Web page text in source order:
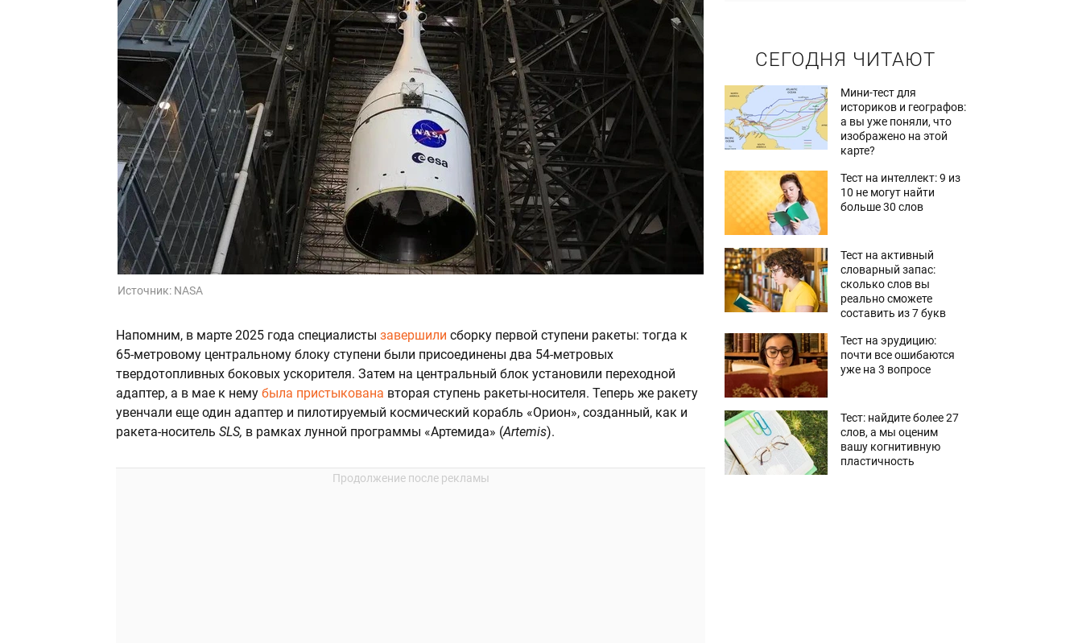
Источник: NASA
Напомним, в марте 2025 года специалисты завершили сборку первой ступени ракеты: тогда к
65-метровому центральному блоку ступени были присоединены два 54-метровых
твердотопливных боковых ускорителя. Затем на центральный блок установили переходной
адаптер, а в мае к нему была пристыкована вторая ступень ракеты-носителя. Теперь же ракету
увенчали еще один адаптер и пилотируемый космический корабль «Орион», созданный, как и
ракета-носитель SLS, в рамках лунной программы «Артемида» (Artemis).
СЕГОДНЯ ЧИТАЮТ
Мини-тест для
историков и географов:
а вы уже поняли, что
изображено на этой
карте?
Тест на интеллект: 9 из
10 не могут найти
больше 30 слов
Тест на активный
словарный запас:
сколько слов вы
реально сможете
составить из 7 букв
Тест на эрудицию:
почти все ошибаются
уже на 3 вопросе
Тест: найдите более 27
слов, а мы оценим
вашу когнитивную
пластичность